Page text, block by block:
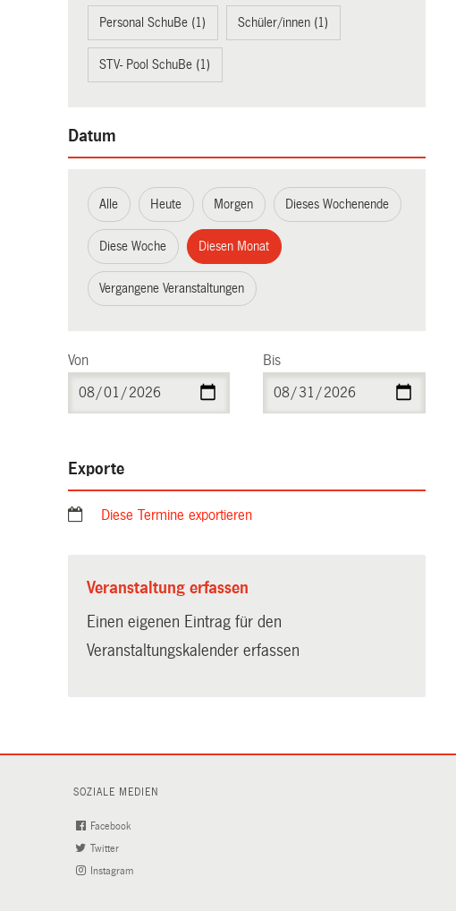
Personal SchuBe (1) Schüler/innen (1)
STV- Pool SchuBe (1)
Datum
Alle Heute Morgen Dieses Wochenende
Diese Woche Diesen Monat
Vergangene Veranstaltungen
Von Bis
Exporte
Diese Termine exportieren
Veranstaltung erfassen
Einen eigenen Eintrag für den
Veranstaltungskalender erfassen
SOZIALE MEDIEN
Facebook
Twitter
Link)
Instagram